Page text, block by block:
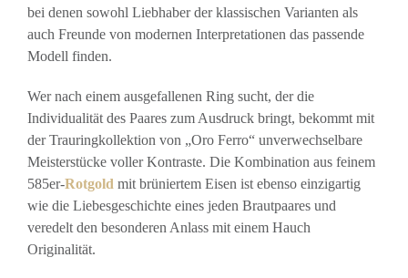
bei denen sowohl Liebhaber der klassischen Varianten als
auch Freunde von modernen Interpretationen das passende
Modell finden.
Wer nach einem ausgefallenen Ring sucht, der die
Individualität des Paares zum Ausdruck bringt, bekommt mit
der Trauringkollektion von „Oro Ferro“ unverwechselbare
Meisterstücke voller Kontraste. Die Kombination aus feinem
585er-Rotgold mit brüniertem Eisen ist ebenso einzigartig
wie die Liebesgeschichte eines jeden Brautpaares und
veredelt den besonderen Anlass mit einem Hauch
Originalität.